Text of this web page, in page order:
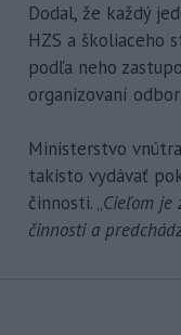
Dodal, že každý
HZS a školiaceho
podľa neho
organizovaní
Ministerstvo
takisto vydávať
činnosti. „Cieľom je
činnosti a